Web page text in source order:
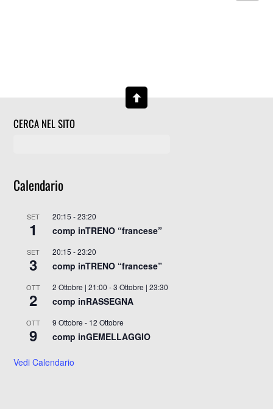
CERCA NEL SITO
Calendario
SET
1
20:15 -23:20
comp inTRENO “francese”
SET
3
20:15 -23:20
comp inTRENO “francese”
OTT
2
2 Ottobre | 21:00 -3 Ottobre | 23:30
comp inRASSEGNA
OTT
9
9 Ottobre - 12 Ottobre
comp inGEMELLAGGIO
Vedi Calendario